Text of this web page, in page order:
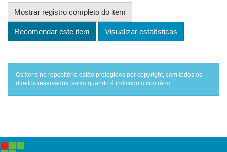
Mostrar registro completo do item
Recomendar este item Visualizar estatísticas
Os itens no repositório estão protegidos por copyright, com todos os
direitos reservados, salvo quando é indicado o contrário.